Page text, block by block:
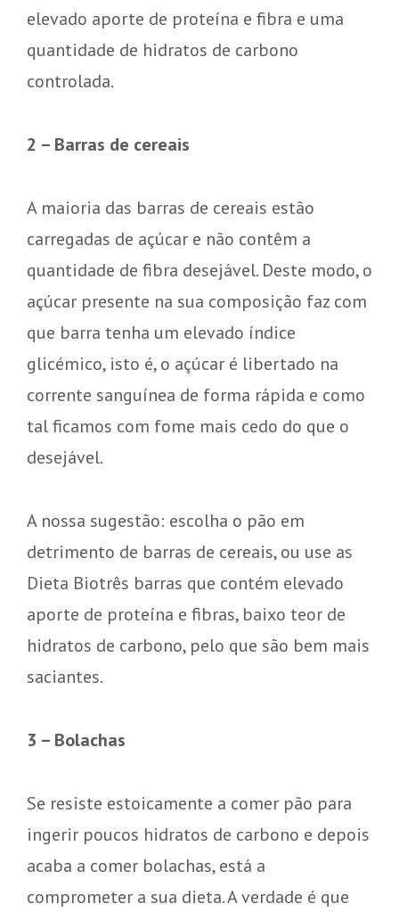
elevado aporte de proteína e fibra e uma
quantidade de hidratos de carbono
controlada.
2 – Barras de cereais
A maioria das barras de cereais estão
carregadas de açúcar e não contêm a
quantidade de fibra desejável. Deste modo, o
açúcar presente na sua composição faz com
que barra tenha um elevado índice
glicémico, isto é, o açúcar é libertado na
corrente sanguínea de forma rápida e como
tal ficamos com fome mais cedo do que o
desejável.
A nossa sugestão: escolha o pão em
detrimento de barras de cereais, ou use as
Dieta Biotrês barras que contém elevado
aporte de proteína e fibras, baixo teor de
hidratos de carbono, pelo que são bem mais
saciantes.
3 – Bolachas
Se resiste estoicamente a comer pão para
ingerir poucos hidratos de carbono e depois
acaba a comer bolachas, está a
comprometer a sua dieta. A verdade é que